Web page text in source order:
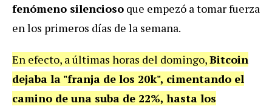
fenómeno silencioso que empezó a tomar fuerza
en los primeros días de la semana.
En efecto, a últimas horas del domingo,Bitcoin
dejaba la "franja de los 20k", cimentando el
camino de una suba de 22%, hasta los